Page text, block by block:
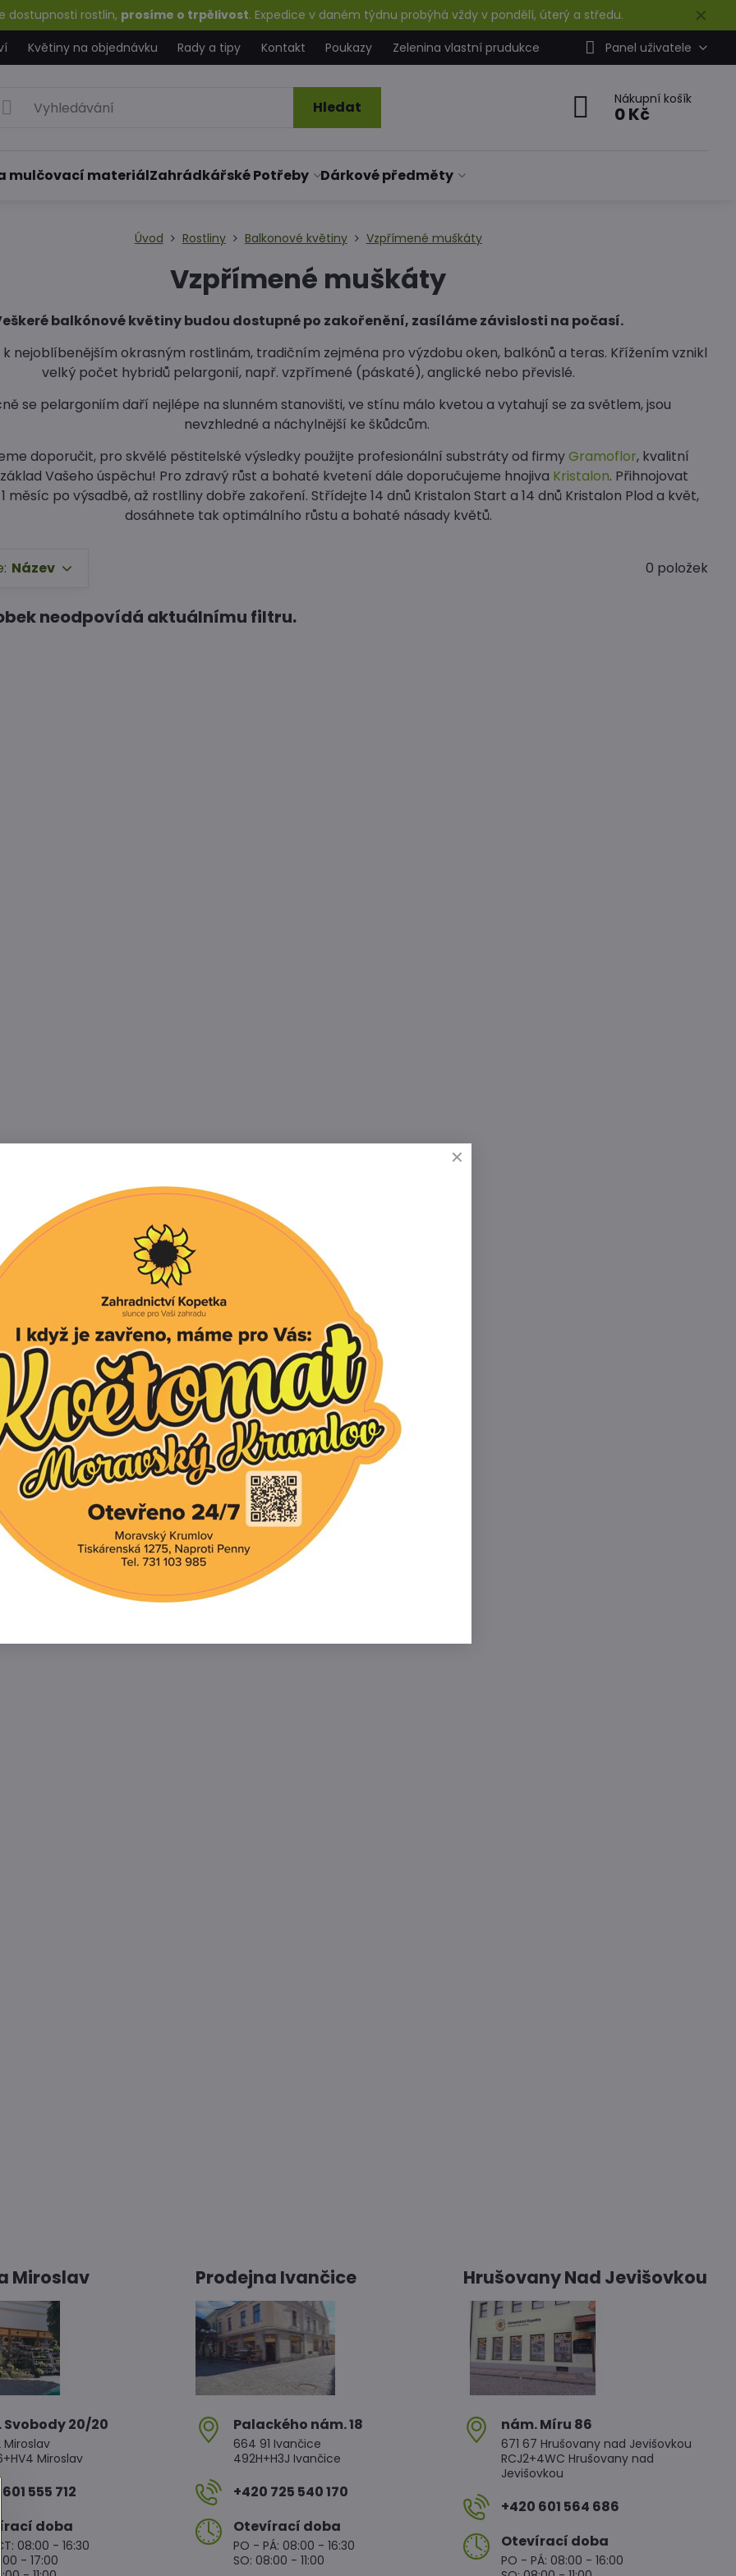
✕
dostupnosti rostlin, prosíme o trpělivost. Expedice v daném týdnu probýhá vždy v pondělí, úterý a středu.
Květiny na objednávku Rady a tipy Kontakt Poukazy Zelenina vlastní prudukce Panel uživatele
Hledat Nákupní košík
0 Kč
mulčovací materiálZahrádkářské Potřeby Dárkové předměty
Úvod Rostliny Balkonové květiny Vzpřímené muškáty
Vzpřímené muškáty
balkónové květiny budou dostupné po zakořenění, zasíláme závislosti na počasí.
nejoblíbenějším okrasným rostlinám, tradičním zejména pro výzdobu oken, balkónů a teras. Křížením vznikl
velký počet hybridů pelargonií, např. vzpřímené (páskaté), anglické nebo převislé.
se pelargoniím daří nejlépe na slunném stanovišti, ve stínu málo kvetou a vytahují se za světlem, jsou
nevzhledné a náchylnější ke škůdcům.
doporučit, pro skvělé pěstitelské výsledky použijte profesionální substráty od firmyGramoflor, kvalitní
Vašeho úspěchu! Pro zdravý růst a bohaté kvetení dále doporučujeme hnojiva Kristalon. Přihnojovat
měsíc po výsadbě, až rostlliny dobře zakoření. Střídejte 14 dnů Kristalon Start a 14 dnů Kristalon Plod a květ,
dosáhnete tak optimálního růstu a bohaté násady květů.
Název 0 položek
Miroslav
Svobody 20/20
Miroslav
Miroslav
601 555 712
doba
08:00 - 16:30
- 17:00
Prodejna Ivančice
Palackého nám​. 18
664 91 Ivančice
492H+H3J Ivančice
+420 725 540 170
Otevírací doba
PO - PÁ: 08:00 - 16:30
SO: 08:00 - 11:00
Hrušovany Nad Jevišovkou
nám​. Míru 86
671 67 Hrušovany nad Jevišovkou
RCJ2+4WC Hrušovany nad
Jevišovkou
+420 601 564 686
Otevírací doba
PO - PÁ: 08:00 - 16:00